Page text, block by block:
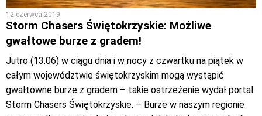
12 czerwca 2019
Storm Chasers Świętokrzyskie: Możliwe
gwałtowe burze z gradem!
Jutro (13.06) w ciągu dnia i w nocy z czwartku na piątek w
całym województwie świętokrzyskim mogą wystąpić
gwałtowne burze z gradem – takie ostrzeżenie wydał portal
Storm Chasers Świętokrzyskie. – Burze w naszym regionie